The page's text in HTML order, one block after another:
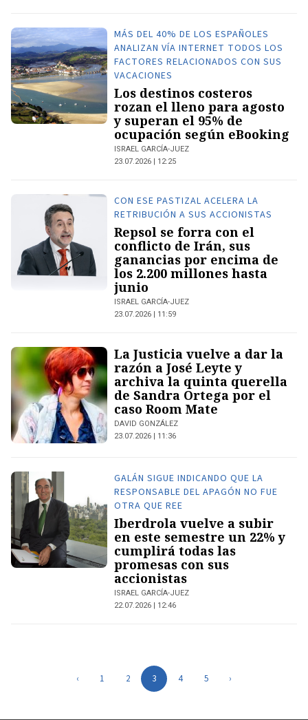
MÁS DEL 40% DE LOS ESPAÑOLES
ANALIZAN VÍA INTERNET TODOS LOS
FACTORES RELACIONADOS CON SUS
VACACIONES
Los destinos costeros
rozan el lleno para agosto
y superan el 95% de
ocupación según eBooking
ISRAEL GARCÍA-JUEZ
23.07.2026 | 12:25
CON ESE PASTIZAL ACELERA LA
RETRIBUCIÓN A SUS ACCIONISTAS
Repsol se forra con el
conflicto de Irán, sus
ganancias por encima de
los 2.200 millones hasta
junio
ISRAEL GARCÍA-JUEZ
23.07.2026 | 11:59
La Justicia vuelve a dar la
razón a José Leyte y
archiva la quinta querella
de Sandra Ortega por el
caso Room Mate
DAVID GONZÁLEZ
23.07.2026 | 11:36
GALÁN SIGUE INDICANDO QUE LA
RESPONSABLE DEL APAGÓN NO FUE
OTRA QUE REE
Iberdrola vuelve a subir
en este semestre un 22% y
cumplirá todas las
promesas con sus
accionistas
ISRAEL GARCÍA-JUEZ
22.07.2026 | 12:46
‹ 1 2 3 4 5 ›